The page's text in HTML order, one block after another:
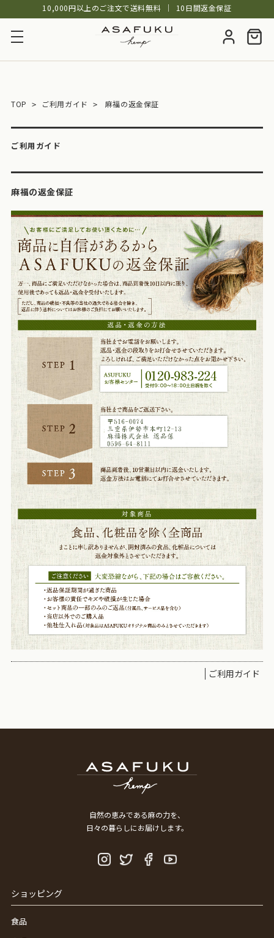
10,000円以上のご注文で送料無料 │ 10日間返金保証
TOP ご利用ガイド 麻福の返金保証
ご利用ガイド
麻福の返金保証
ご利用ガイド
自然の恵みである麻の力を、
日々の暮らしにお届けします。
ショッピング
食品